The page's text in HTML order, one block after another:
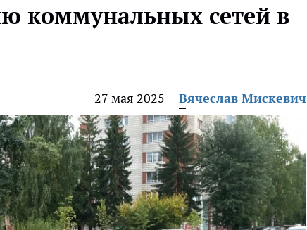
коммунальных сетей в
27 мая 2025 Вячеслав Мискевич